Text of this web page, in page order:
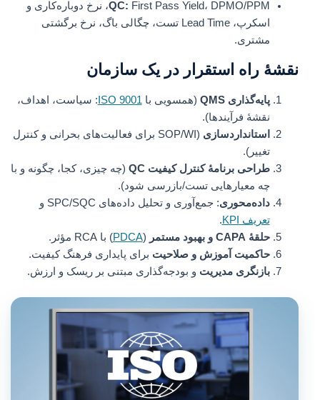
QC:First Pass Yield، DPMO/PPM، نرخ دوباره‌کاری و
اسکرپ، Lead Time تست، چگالی باگ، نرخ برگشتی
مشتری.
نقشهٔ راه استقرار در یک سازمان
پایه‌گذاری QMS (همسویی باISO 9001: سیاست، اهداف،
نقشهٔ فرآیندها).
استانداردسازی
(SOP/WI برای فعالیت‌های بحرانی و کنترل
تغییر).
طراحی برنامهٔ کنترل کیفیت QC(چه چیزی، کجا، چگونه و با
چه معیارهایی تست/بازرسی شود).
داده‌محوری: جمع‌آوری و تحلیل داده‌های SPC/SQC و
تعریف KPI
.
حلقهٔ CAPA و بهبود مستمر
(
PDCA) با RCA مؤثر.
حاکمیت آموزش و صلاحیتبرای پایداری فرهنگ کیفیت.
بازنگری مدیریتو بودجه‌گذاری مبتنی بر ریسک و ارزش.